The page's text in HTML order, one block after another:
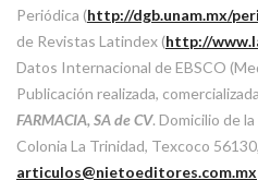
Periódica (http://dgb.unam.mx/
de Revistas Latindex (http://
Datos Internacional de EBSCO
Publicación realizada,
FARMACIA, SA de CV. Domicilio de
Colonia La Trinidad, Texcoco
articulos@nietoeditores.com.mx